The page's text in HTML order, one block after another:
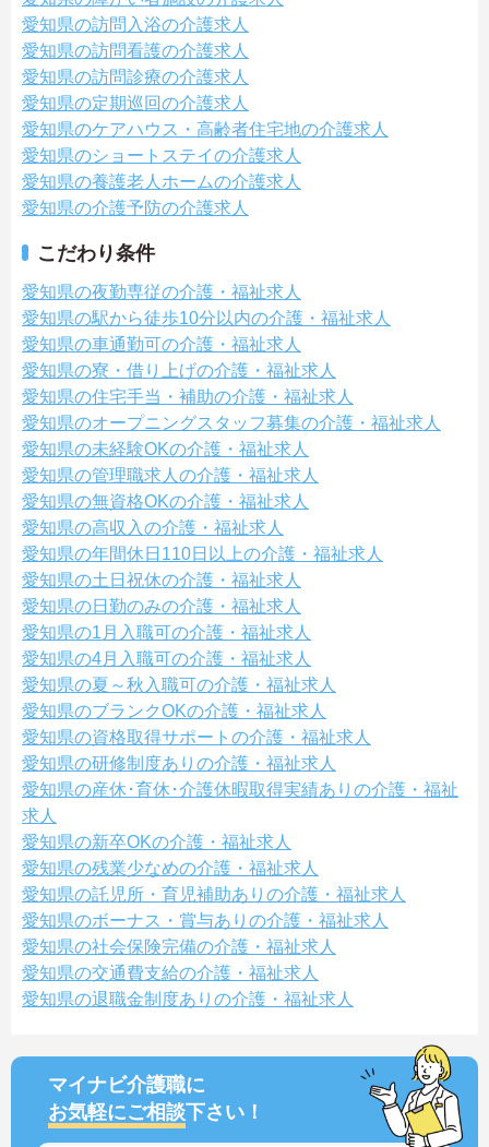
愛知県の訪問入浴の介護求人
愛知県の訪問看護の介護求人
愛知県の訪問診療の介護求人
愛知県の定期巡回の介護求人
愛知県のケアハウス・高齢者住宅地の介護求人
愛知県のショートステイの介護求人
愛知県の養護老人ホームの介護求人
愛知県の介護予防の介護求人
こだわり条件
愛知県の夜勤専従の介護・福祉求人
愛知県の駅から徒歩10分以内の介護・福祉求人
愛知県の車通勤可の介護・福祉求人
愛知県の寮・借り上げの介護・福祉求人
愛知県の住宅手当・補助の介護・福祉求人
愛知県のオープニングスタッフ募集の介護・福祉求人
愛知県の未経験OKの介護・福祉求人
愛知県の管理職求人の介護・福祉求人
愛知県の無資格OKの介護・福祉求人
愛知県の高収入の介護・福祉求人
愛知県の年間休日110日以上の介護・福祉求人
愛知県の土日祝休の介護・福祉求人
愛知県の日勤のみの介護・福祉求人
愛知県の1月入職可の介護・福祉求人
愛知県の4月入職可の介護・福祉求人
愛知県の夏～秋入職可の介護・福祉求人
愛知県のブランクOKの介護・福祉求人
愛知県の資格取得サポートの介護・福祉求人
愛知県の研修制度ありの介護・福祉求人
愛知県の産休･育休･介護休暇取得実績ありの介護・福祉
求人
愛知県の新卒OKの介護・福祉求人
愛知県の残業少なめの介護・福祉求人
愛知県の託児所・育児補助ありの介護・福祉求人
愛知県のボーナス・賞与ありの介護・福祉求人
愛知県の社会保険完備の介護・福祉求人
愛知県の交通費支給の介護・福祉求人
愛知県の退職金制度ありの介護・福祉求人
マイナビ介護職に
お気軽にご相談下さい！